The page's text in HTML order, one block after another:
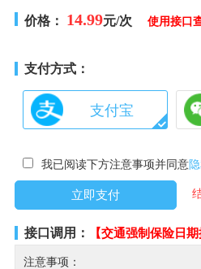
价格： 14.99元/次 使用接口
支付方式：
支付宝
我已阅读下方注意事项并同意
接口调用： 【交通强制保险日期
注意事项：